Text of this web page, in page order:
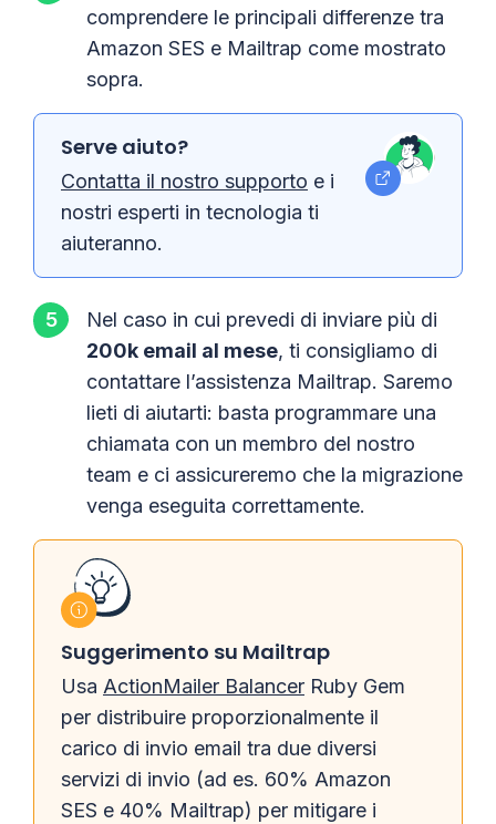
comprendere le principali differenze tra
Amazon SES e Mailtrap come mostrato
sopra.
Serve aiuto?
Contatta il nostro supporto e i
nostri esperti in tecnologia ti
aiuteranno.
Nel caso in cui prevedi di inviare più di
200k email al mese, ti consigliamo di
contattare l’assistenza Mailtrap. Saremo
lieti di aiutarti: basta programmare una
chiamata con un membro del nostro
team e ci assicureremo che la migrazione
venga eseguita correttamente.
Suggerimento su Mailtrap
Usa ActionMailer Balancer Ruby Gem
per distribuire proporzionalmente il
carico di invio email tra due diversi
servizi di invio (ad es. 60% Amazon
SES e 40% Mailtrap) per mitigare i